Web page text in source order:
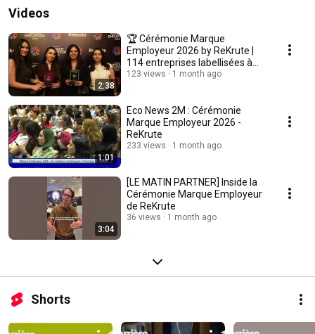
Videos
2:38
🏆 Cérémonie Marque
Employeur 2026 by ReKrute |
114 entreprises labellisées à
l’honneur
123 views 1 month ago
1:01
Eco News 2M : Cérémonie
Marque Employeur 2026 -
ReKrute
233 views 1 month ago
3:04
[LE MATIN PARTNER] Inside la
Cérémonie Marque Employeur
de ReKrute
36 views 1 month ago
Shorts